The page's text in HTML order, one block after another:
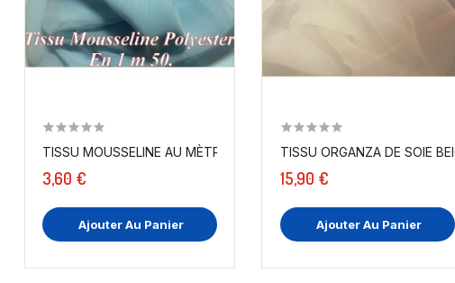
TISSU MOUSSELINE AU MÈTRE POLYESTER CIEL A COUDRE.
3,60 €
Ajouter Au Panier
TISSU ORGANZA DE SOIE
15,90 €
Ajouter Au Panier